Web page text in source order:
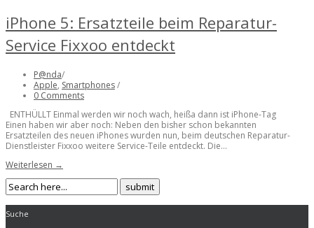
iPhone 5: Ersatzteile beim Reparatur-
Service Fixxoo entdeckt
P@nda/
Apple, Smartphones/
0 Comments
ENTHÜLLT Einmal werden wir noch wach, heißa dann ist iPhone-Tag
Einen haben wir aber noch: Neben den bisher schon bekannten
Ersatzteilen des neuen iPhones wurden nun, beim deutschen Reparatur-
Dienstleister Fixxoo weitere Service-Teile entdeckt. Die...
Weiterlesen →
Suche